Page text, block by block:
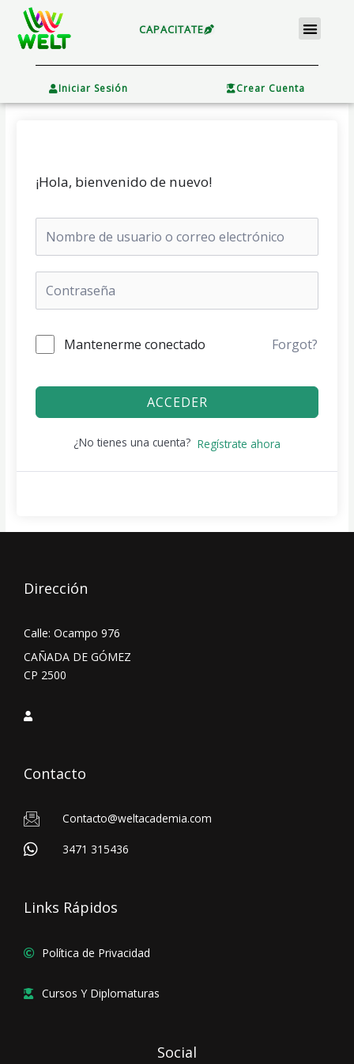
contenido
CAPACITATE Menu
Iniciar Sesión Crear Cuenta
¡Hola, bienvenido de nuevo!
Mantenerme conectado Forgot?
ACCEDER
¿No tienes una cuenta? Regístrate ahora
Dirección
Calle: Ocampo 976
CAÑADA DE GÓMEZ
CP 2500
Contacto
Contacto@weltacademia.com
3471 315436
Links Rápidos
Política de Privacidad
Cursos Y Diplomaturas
Social